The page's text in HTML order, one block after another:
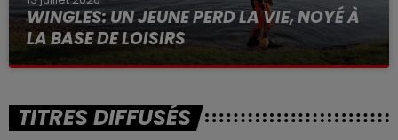
WINGLES: UN JEUNE PERD LA VIE, NOYÉ À
LA BASE DE LOISIRS
La victime a coulé à pic
TITRES DIFFUSÉS